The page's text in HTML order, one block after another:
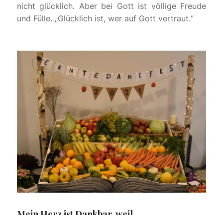
nicht glücklich. Aber bei Gott ist völlige Freude
und Fülle. „Glücklich ist, wer auf Gott vertraut.“